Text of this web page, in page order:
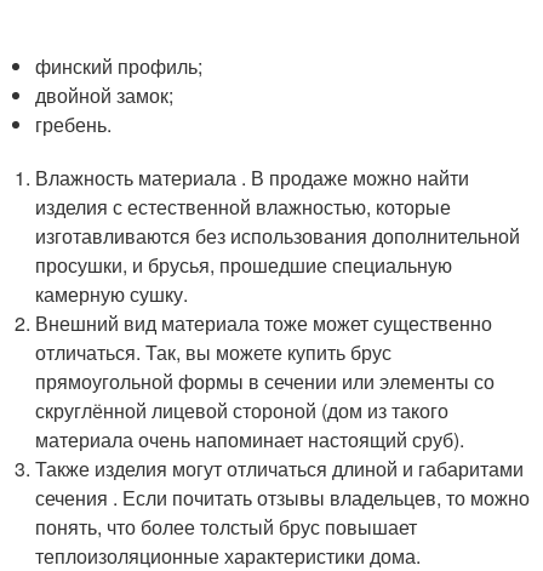
финский профиль;
двойной замок;
гребень.
Влажность материала . В продаже можно найти
изделия с естественной влажностью, которые
изготавливаются без использования дополнительной
просушки, и брусья, прошедшие специальную
камерную сушку.
Внешний вид материала тоже может существенно
отличаться. Так, вы можете купить брус
прямоугольной формы в сечении или элементы со
скруглённой лицевой стороной (дом из такого
материала очень напоминает настоящий сруб).
Также изделия могут отличаться длиной и габаритами
сечения . Если почитать отзывы владельцев, то можно
понять, что более толстый брус повышает
теплоизоляционные характеристики дома.